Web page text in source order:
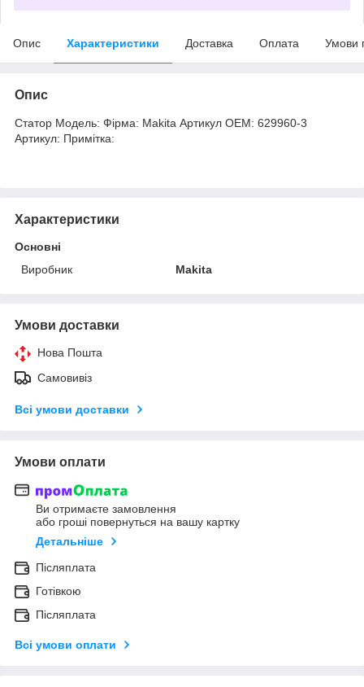
Опис Характеристики Доставка Оплата Умови
Опис
Статор Модель: Фірма: Makita Артикул OEM: 629960-3
Артикул: Примітка:
Характеристики
Основні
Виробник
Makita
Умови доставки
Нова Пошта
Самовивіз
Всі умови доставки
Умови оплати
Ви отримаєте замовлення
або гроші повернуться на вашу картку
Детальніше
Післяплата
Готівкою
Післяплата
Всі умови оплати